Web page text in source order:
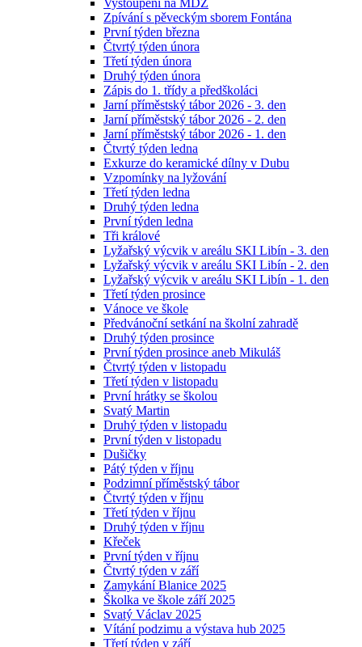
Vystoupení na MDŽ
Zpívání s pěveckým sborem Fontána
První týden března
Čtvrtý týden února
Třetí týden února
Druhý týden února
Zápis do 1. třídy a předškoláci
Jarní příměstský tábor 2026 - 3. den
Jarní příměstský tábor 2026 - 2. den
Jarní příměstský tábor 2026 - 1. den
Čtvrtý týden ledna
Exkurze do keramické dílny v Dubu
Vzpomínky na lyžování
Třetí týden ledna
Druhý týden ledna
První týden ledna
Tři králové
Lyžařský výcvik v areálu SKI Libín - 3. den
Lyžařský výcvik v areálu SKI Libín - 2. den
Lyžařský výcvik v areálu SKI Libín - 1. den
Třetí týden prosince
Vánoce ve škole
Předvánoční setkání na školní zahradě
Druhý týden prosince
První týden prosince aneb Mikuláš
Čtvrtý týden v listopadu
Třetí týden v listopadu
První hrátky se školou
Svatý Martin
Druhý týden v listopadu
První týden v listopadu
Dušičky
Pátý týden v říjnu
Podzimní příměstský tábor
Čtvrtý týden v říjnu
Třetí týden v říjnu
Druhý týden v říjnu
Křeček
První týden v říjnu
Čtvrtý týden v září
Zamykání Blanice 2025
Školka ve škole září 2025
Svatý Václav 2025
Vítání podzimu a výstava hub 2025
Třetí týden v září